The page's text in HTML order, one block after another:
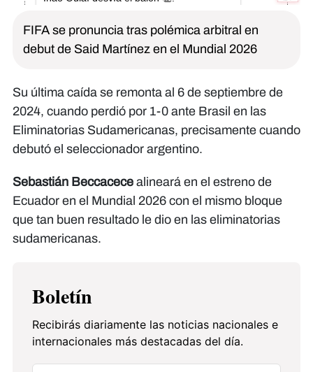
FIFA se pronuncia tras polémica arbitral en
debut de Said Martínez en el Mundial 2026
Su última caída se remonta al 6 de septiembre de
2024, cuando perdió por 1-0 ante Brasil en las
Eliminatorias Sudamericanas, precisamente cuando
debutó el seleccionador argentino.
Sebastián Beccacece alineará en el estreno de
Ecuador en el Mundial 2026 con el mismo bloque
que tan buen resultado le dio en las eliminatorias
sudamericanas.
Boletín
Recibirás diariamente las noticias nacionales e
internacionales más destacadas del día.